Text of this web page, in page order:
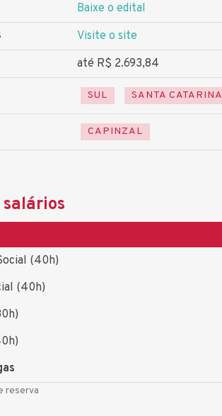
Baixe o edital
Visite o site
até R$ 2.693,84
SUL SANTA CATARINA
CAPINZAL
salários
(40h)
(40h)
reserva